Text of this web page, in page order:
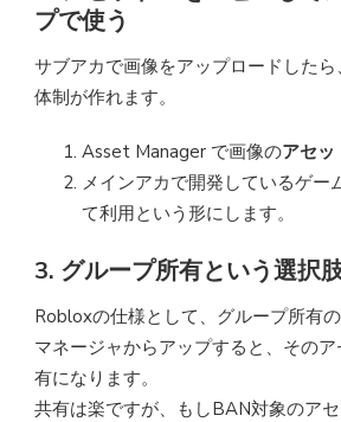
プで使う
サブアカで画像をアップロードした
体制が作れます。
Asset Manager で画像のアセッ
メインアカで開発しているゲー
て利用という形にします。
3. グループ所有という選択
Robloxの仕様として、グループ所有
マネージャからアップすると、その
有になります。
共有は楽ですが、もしBAN対象のア